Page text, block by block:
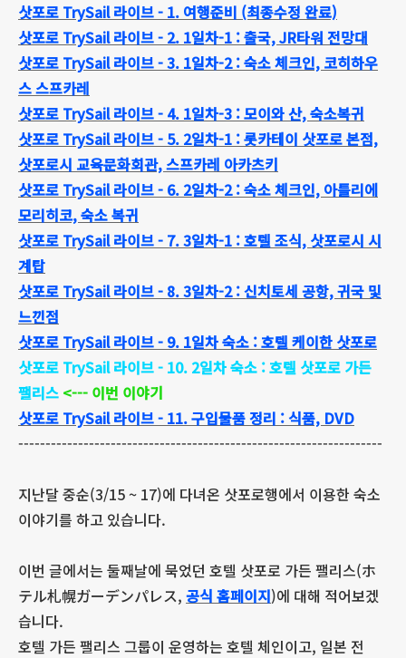
삿포로 TrySail 라이브 - 1. 여행준비 (최종수정 완료)
삿포로 TrySail 라이브 - 2. 1일차-1 : 출국, JR타워 전망대
삿포로 TrySail 라이브 - 3. 1일차-2 : 숙소 체크인, 코히하우
스 스프카레
삿포로 TrySail 라이브 - 4. 1일차-3 : 모이와 산, 숙소복귀
삿포로 TrySail 라이브 - 5. 2일차-1 : 롯카테이 삿포로 본점,
삿포로시 교육문화회관, 스프카레 아카츠키
삿포로 TrySail 라이브 - 6. 2일차-2 : 숙소 체크인, 아틀리에
모리히코, 숙소 복귀
삿포로 TrySail 라이브 - 7. 3일차-1 : 호텔 조식, 삿포로시 시
계탑
삿포로 TrySail 라이브 - 8. 3일차-2 : 신치토세 공항, 귀국 및
느낀점
삿포로 TrySail 라이브 - 9. 1일차 숙소 : 호텔 케이한 삿포로
삿포로 TrySail 라이브 - 10. 2일차 숙소 : 호텔 삿포로 가든
팰리스 <--- 이번 이야기
삿포로 TrySail 라이브 - 11. 구입물품 정리 : 식품, DVD
-------------------------------------------------------------------
지난달 중순(3/15 ~ 17)에 다녀온 삿포로행에서 이용한 숙소
이야기를 하고 있습니다.
이번 글에서는 둘째날에 묵었던 호텔 삿포로 가든 팰리스(ホ
テル札幌ガーデンパレス, 공식 홈페이지)에 대해 적어보겠
습니다.
호텔 가든 팰리스 그룹이 운영하는 호텔 체인이고, 일본 전